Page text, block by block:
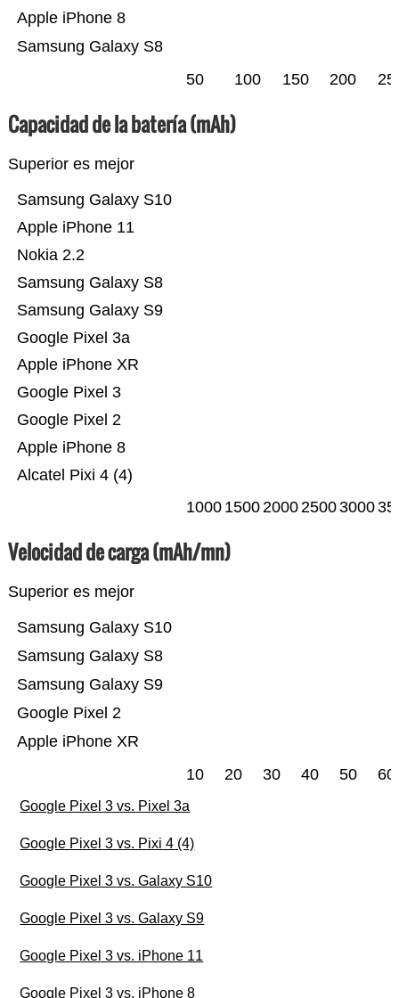
Samsung Galaxy S8
Apple iPhone 8
50 100 150 200
Capacidad de la batería (mAh)
Superior es mejor
Alcatel Pixi 4 (4)
Apple iPhone 8
Google Pixel 2
Google Pixel 3
Apple iPhone XR
Google Pixel 3a
Samsung Galaxy S9
Samsung Galaxy S8
Nokia 2.2
Apple iPhone 11
Samsung Galaxy S10
1000 1500200025003000
Velocidad de carga (mAh/mn)
Superior es mejor
Apple iPhone XR
Google Pixel 2
Samsung Galaxy S9
Samsung Galaxy S8
Samsung Galaxy S10
10 20 30 40 50 60
Google Pixel 3 vs. Pixel 3a
Google Pixel 3 vs. Pixi 4 (4)
Google Pixel 3 vs. Galaxy S10
Google Pixel 3 vs. Galaxy S9
Google Pixel 3 vs. iPhone 11
Google Pixel 3 vs. iPhone 8